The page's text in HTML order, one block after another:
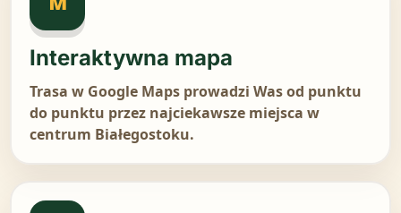
Interaktywna mapa
Trasa w Google Maps prowadzi Was od punktu
do punktu przez najciekawsze miejsca w
centrum Białegostoku.